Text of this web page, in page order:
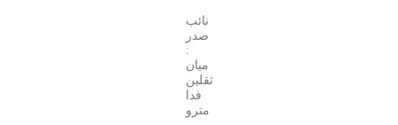
نائب
صدر
:
میان
ثقلین
فدا
مترو